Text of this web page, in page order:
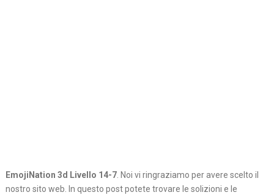
EmojiNation 3d Livello 14-7. Noi vi ringraziamo per avere scelto il
nostro sito web. In questo post potete trovare le solizioni e le